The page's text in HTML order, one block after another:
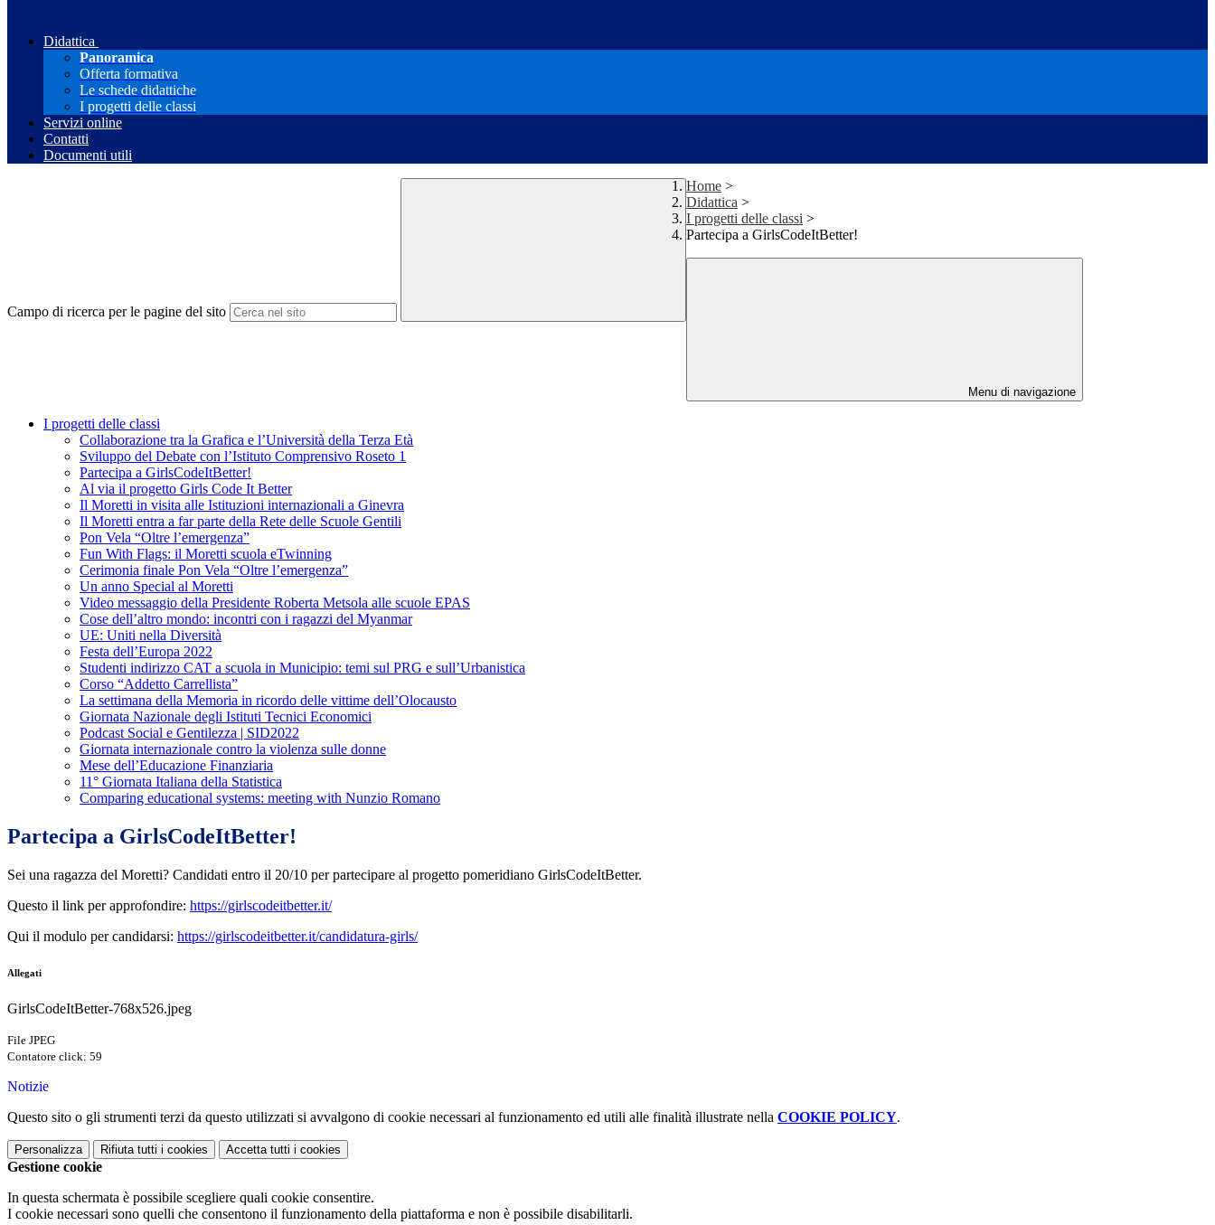
Didattica
Panoramica
Offerta formativa
Le schede didattiche
I progetti delle classi
Servizi online
Contatti
Documenti utili
Campo di ricerca per le pagine del sito
Home >
Didattica >
I progetti delle classi >
Partecipa a GirlsCodeItBetter!
Menu di navigazione
I progetti delle classi
Collaborazione tra la Grafica e l’Università della Terza Età
Sviluppo del Debate con l’Istituto Comprensivo Roseto 1
Partecipa a GirlsCodeItBetter!
Al via il progetto Girls Code It Better
Il Moretti in visita alle Istituzioni internazionali a Ginevra
Il Moretti entra a far parte della Rete delle Scuole Gentili
Pon Vela “Oltre l’emergenza”
Fun With Flags: il Moretti scuola eTwinning
Cerimonia finale Pon Vela “Oltre l’emergenza”
Un anno Special al Moretti
Video messaggio della Presidente Roberta Metsola alle scuole EPAS
Cose dell’altro mondo: incontri con i ragazzi del Myanmar
UE: Uniti nella Diversità
Festa dell’Europa 2022
Studenti indirizzo CAT a scuola in Municipio: temi sul PRG e sull’Urbanistica
Corso “Addetto Carrellista”
La settimana della Memoria in ricordo delle vittime dell’Olocausto
Giornata Nazionale degli Istituti Tecnici Economici
Podcast Social e Gentilezza | SID2022
Giornata internazionale contro la violenza sulle donne
Mese dell’Educazione Finanziaria
11° Giornata Italiana della Statistica
Comparing educational systems: meeting with Nunzio Romano
Partecipa a GirlsCodeItBetter!
Sei una ragazza del Moretti? Candidati entro il 20/10 per partecipare al progetto pomeridiano GirlsCodeItBetter.
Questo il link per approfondire: https://girlscodeitbetter.it/
Qui il modulo per candidarsi: https://girlscodeitbetter.it/candidatura-girls/
Allegati
GirlsCodeItBetter-768x526.jpeg
File JPEG
Contatore click: 59
Notizie
Questo sito o gli strumenti terzi da questo utilizzati si avvalgono di cookie necessari al funzionamento ed utili alle finalità illustrate nella COOKIE POLICY.
Personalizza Rifiuta tutti i cookies Accetta tutti i cookies
Gestione cookie
In questa schermata è possibile scegliere quali cookie consentire.
I cookie necessari sono quelli che consentono il funzionamento della piattaforma e non è possibile disabilitarli.